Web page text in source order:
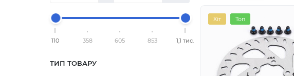
110 358 605 853 1,1 тис.
ТИП ТОВАРУ
Хіт Топ